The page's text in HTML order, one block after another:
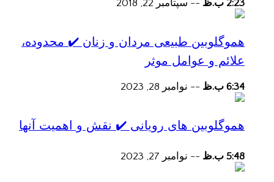
2:23 ب.ظ -- سپتامبر 22, 2018
هموگلوبین طبیعی مردان و زنان ✔️ محدوده،
علائم و عوامل موثر
6:34 ب.ظ -- نوامبر 28, 2023
هموگلوبین های رویانی ✔️ نقش و اهمیت آنها
5:48 ب.ظ -- نوامبر 27, 2023